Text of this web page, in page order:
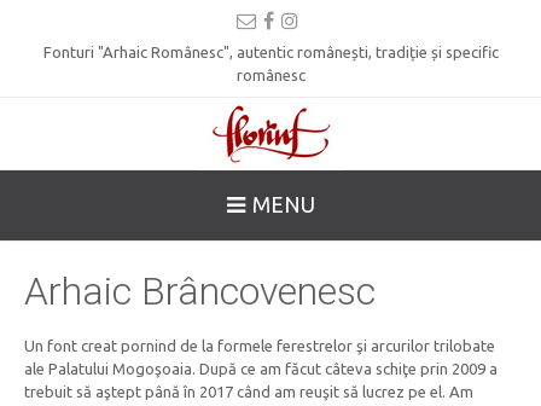
Fonturi "Arhaic Românesc", autentic românești, tradiție și specific
românesc
MENU
Arhaic Brâncovenesc
Un font creat pornind de la formele ferestrelor şi arcurilor trilobate
ale Palatului Mogoşoaia. După ce am făcut câteva schiţe prin 2009 a
trebuit să aştept până în 2017 când am reuşit să lucrez pe el. Am